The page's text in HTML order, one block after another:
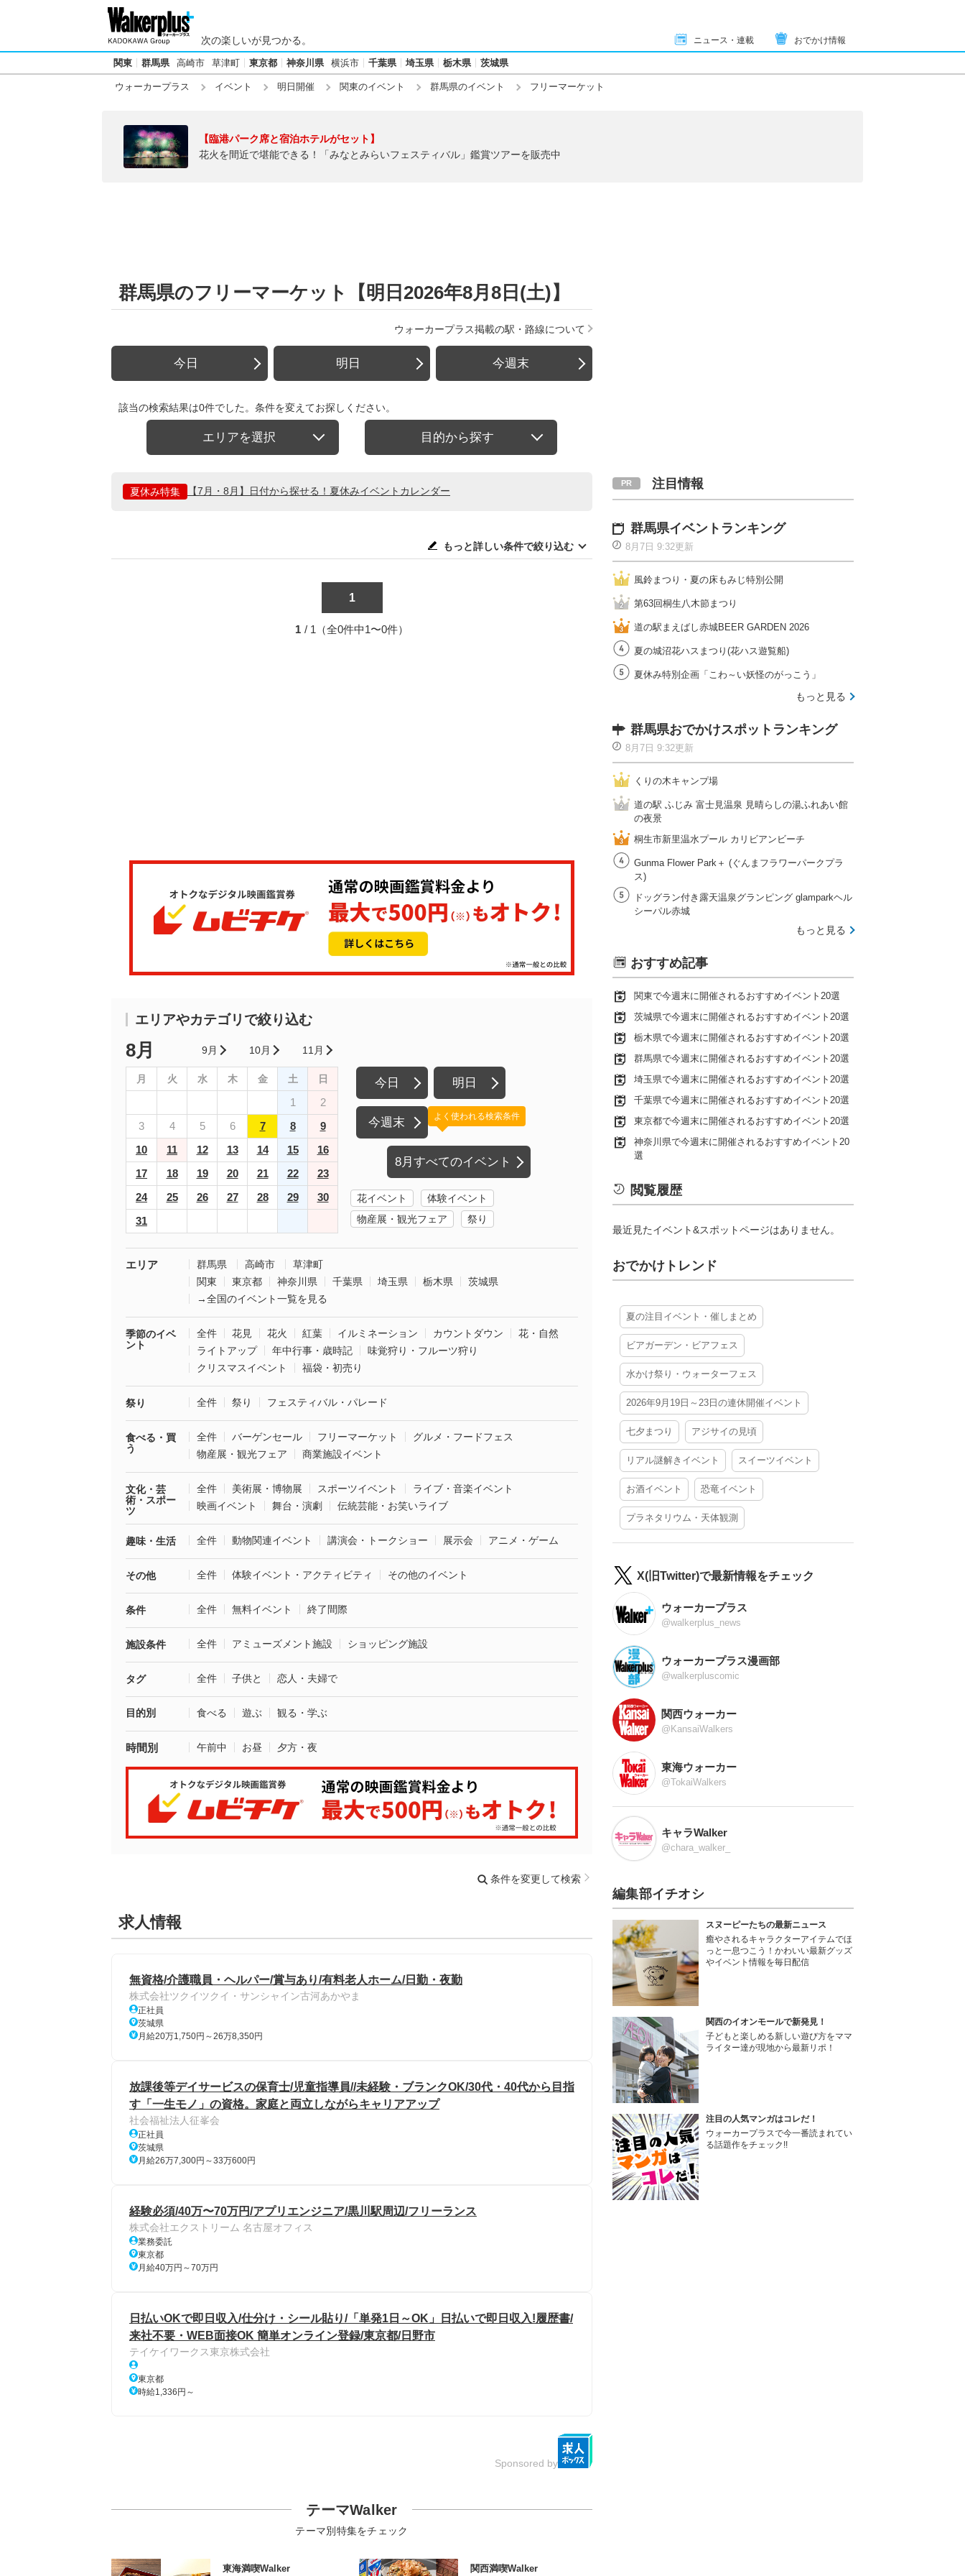
次の楽しいが見つかる。 ニュース・連載 おでかけ情報
関東 群馬県 高崎市 草津町 東京都 神奈川県 横浜市 千葉県 埼玉県 栃木県 茨城県
ウォーカープラス イベント 明日開催 関東のイベント 群馬県のイベント フリーマーケット
【臨港パーク席と宿泊ホテルがセット】
花火を間近で堪能できる！「みなとみらいフェスティバル」鑑賞ツアーを販売中
群馬県のフリーマーケット【明日2026年8月8日(土)】
ウォーカープラス掲載の駅・路線について
今日 明日 今週末
該当の検索結果は0件でした。条件を変えてお探しください。
エリアを選択 目的から探す
夏休み特集 【7月・8月】日付から探せる！夏休みイベントカレンダー
もっと詳しい条件で絞り込む
1
1 / 1（全0件中1〜0件）
エリアやカテゴリで絞り込む
8月 9月 10月 11月
月 火 水 木 金 土 日
1
2
3
4 5 6 7 8
9
10
11 12 13 14 15
16
17
18 19 20 21 22
23
24
25 26 27 28 29
30
31
今日 明日
今週末
8月すべてのイベント
よく使われる検索条件
花イベント
体験イベント
物産展・観光フェア
祭り
エリア 群馬県 高崎市
草津町
関東
東京都 神奈川県 千葉県 埼玉県 栃木県
茨城県
→全国のイベント一覧を見る
季節のイベ
ント
全件 花見 花火 紅葉 イルミネーション カウントダウン
花・自然
ライトアップ
年中行事・歳時記
味覚狩り・フルーツ狩り
クリスマスイベント
福袋・初売り
祭り 全件 祭り フェスティバル・パレード
食べる・買
う
全件 バーゲンセール フリーマーケット
グルメ・フードフェス
物産展・観光フェア
商業施設イベント
文化・芸
術・スポー
ツ
全件 美術展・博物展 スポーツイベント
ライブ・音楽イベント
映画イベント
舞台・演劇 伝統芸能・お笑いライブ
趣味・生活 全件 動物関連イベント 講演会・トークショー 展示会 アニメ・ゲーム
その他 全件 体験イベント・アクティビティ その他のイベント
条件 全件 無料イベント 終了間際
施設条件 全件 アミューズメント施設 ショッピング施設
タグ 全件 子供と 恋人・夫婦で
目的別 食べる 遊ぶ 観る・学ぶ
時間別 午前中 お昼 夕方・夜
条件を変更して検索
求人情報
無資格/介護職員・ヘルパー/賞与あり/有料老人ホーム/日勤・夜勤
株式会社ツクイツクイ・サンシャイン古河あかやま
正社員
茨城県
月給20万1,750円～26万8,350円
放課後等デイサービスの保育士/児童指導員//未経験・ブランクOK/30代・40代から目指
す「一生モノ」の資格。家庭と両立しながらキャリアアップ
社会福祉法人征峯会
正社員
茨城県
月給26万7,300円～33万600円
経験必須/40万〜70万円/アプリエンジニア/黒川駅周辺/フリーランス
株式会社エクストリーム 名古屋オフィス
業務委託
東京都
月給40万円～70万円
日払いOKで即日収入/仕分け・シール貼り/「単発1日～OK」日払いで即日収入!履歴書/
来社不要・WEB面接OK 簡単オンライン登録/東京都/日野市
テイケイワークス東京株式会社
東京都
時給1,336円～
Sponsored by
テーマWalker
テーマ別特集をチェック
東海満喫Walker 関西満喫Walker
注目情報
群馬県イベントランキング
8月7日 9:32更新
風鈴まつり・夏の床もみじ特別公開
第63回桐生八木節まつり
道の駅まえばし赤城BEER GARDEN 2026
夏の城沼花ハスまつり(花ハス遊覧船)
夏休み特別企画「こわ～い妖怪のがっこう」
もっと見る
群馬県おでかけスポットランキング
8月7日 9:32更新
くりの木キャンプ場
道の駅 ふじみ 富士見温泉 見晴らしの湯ふれあい館
の夜景
桐生市新里温水プール カリビアンビーチ
Gunma Flower Park＋ (ぐんまフラワーパークプラ
ス)
ドッグラン付き露天温泉グランピング glamparkヘル
シーパル赤城
もっと見る
おすすめ記事
関東で今週末に開催されるおすすめイベント20選
茨城県で今週末に開催されるおすすめイベント20選
栃木県で今週末に開催されるおすすめイベント20選
群馬県で今週末に開催されるおすすめイベント20選
埼玉県で今週末に開催されるおすすめイベント20選
千葉県で今週末に開催されるおすすめイベント20選
東京都で今週末に開催されるおすすめイベント20選
神奈川県で今週末に開催されるおすすめイベント20
選
閲覧履歴
最近見たイベント&スポットページはありません。
おでかけトレンド
夏の注目イベント・催しまとめ
ビアガーデン・ビアフェス
水かけ祭り・ウォーターフェス
2026年9月19日～23日の連休開催イベント
七夕まつり アジサイの見頃
リアル謎解きイベント スイーツイベント
お酒イベント 恐竜イベント
プラネタリウム・天体観測
X(旧Twitter)で最新情報をチェック
ウォーカープラス
@walkerplus_news
ウォーカープラス漫画部
@walkerpluscomic
関西ウォーカー
@KansaiWalkers
東海ウォーカー
@TokaiWalkers
キャラWalker
@chara_walker_
編集部イチオシ
スヌーピーたちの最新ニュース
癒やされるキャラクターアイテムでほ
っと一息つこう！かわいい最新グッズ
やイベント情報を毎日配信
関西のイオンモールで新発見！
子どもと楽しめる新しい遊び方をママ
ライター達が現地から最新リポ！
注目の人気マンガはコレだ！
ウォーカープラスで今一番読まれてい
る話題作をチェック!!